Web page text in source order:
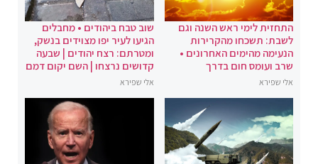
התחזית לימי ראש השנה וגם
לשבת: תשכחו מהקרירות
הנעימה מהימים האחרונים •
שרב ועומס חום בדרך
אלי שפירא
שוב טבח ביהודים • מחבלים
הגיעו לעיר יפו מצוידים בנשק,
ומטרתם: רצח יהודים | שבעה
קדושים נרצחו | השם יקום דמם
אלי שפירא